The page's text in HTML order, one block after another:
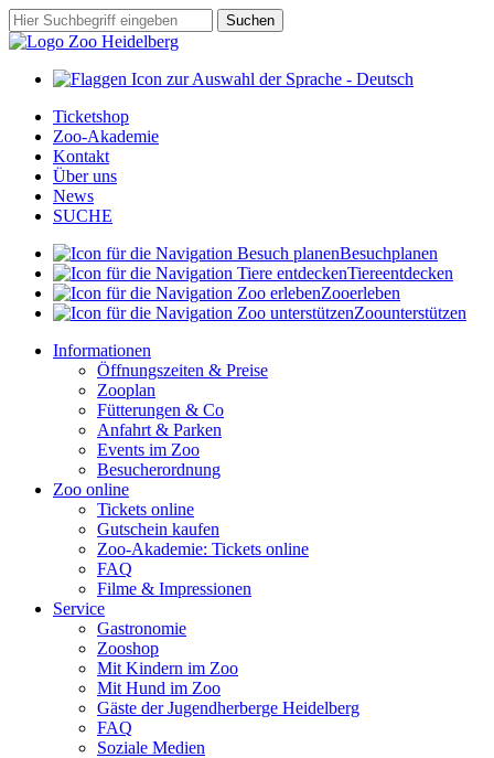
Zum
Hauptinhalt
springen
Suchbegriff Suchen
Ticketshop
Zoo-Akademie
Kontakt
Über uns
News
SUCHE
Besuchplanen
Tiereentdecken
Zooerleben
Zoounterstützen
Informationen
Öffnungszeiten & Preise
Zooplan
Fütterungen & Co
Anfahrt & Parken
Events im Zoo
Besucherordnung
Zoo online
Tickets online
Gutschein kaufen
Zoo-Akademie: Tickets online
FAQ
Filme & Impressionen
Service
Gastronomie
Zooshop
Mit Kindern im Zoo
Mit Hund im Zoo
Gäste der Jugendherberge Heidelberg
FAQ
Soziale Medien